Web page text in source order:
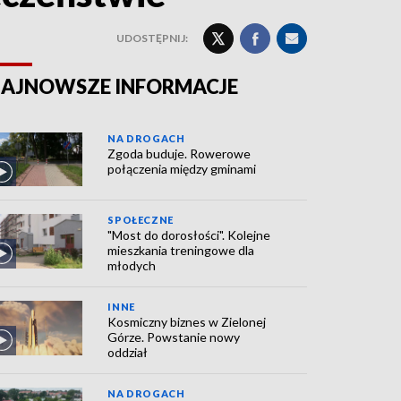
UDOSTĘPNIJ:
INFORMACJE
NA DROGACH
Zgoda buduje. Rowerowe
połączenia między gminami
SPOŁECZNE
"Most do dorosłości". Kolejne
mieszkania treningowe dla
młodych
INNE
Kosmiczny biznes w Zielonej
Górze. Powstanie nowy
oddział
NA DROGACH